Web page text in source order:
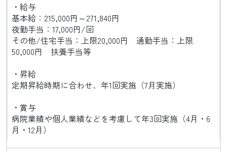
・給与
基本給：215,000円～271,840円
夜勤手当：17,000円/回
その他/住宅手当：上限20,000円 通勤手当：上限
50,000円 扶養手当等
・昇給
定期昇給時期に合わせ、年1回実施（7月実施）
・賞与
病院業績や個人業績などを考慮して年3回実施（4月・6
月・12月）